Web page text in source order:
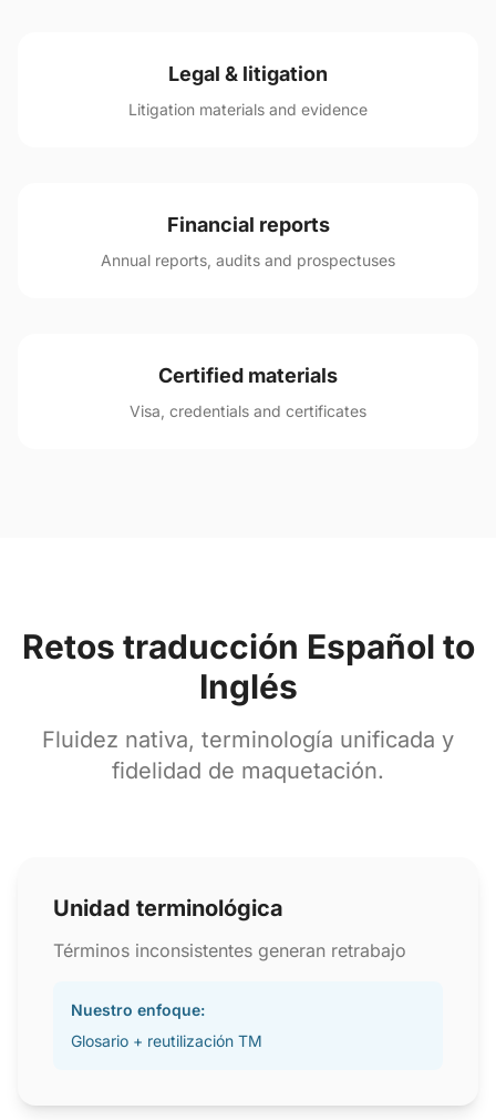
Legal & litigation
Litigation materials and evidence
Financial reports
Annual reports, audits and prospectuses
Certified materials
Visa, credentials and certificates
Retos traducción Español to
Inglés
Fluidez nativa, terminología unificada y
fidelidad de maquetación.
Unidad terminológica
Términos inconsistentes generan retrabajo
Nuestro enfoque:
Glosario + reutilización TM